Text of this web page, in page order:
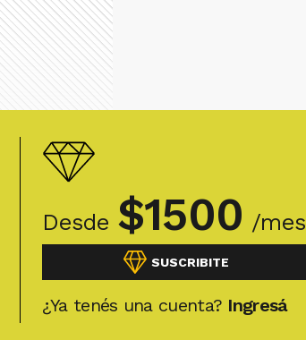
Desde $1500 /mes
SUSCRIBITE
¿Ya tenés una cuenta? Ingresá